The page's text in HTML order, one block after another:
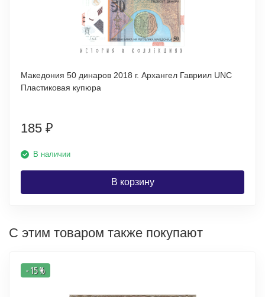
Македония 50 динаров 2018 г. Архангел Гавриил UNC
Пластиковая купюра
185 ₽
В наличии
В корзину
С этим товаром также покупают
- 15 %